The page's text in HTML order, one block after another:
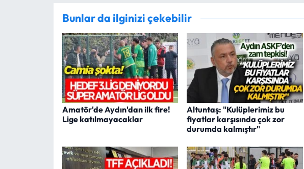
Bunlar da ilginizi çekebilir
Amatör'de Aydın'dan ilk fire!
Lige katılmayacaklar
Altuntaş: "Kulüplerimiz bu
fiyatlar karşısında çok zor
durumda kalmıştır"